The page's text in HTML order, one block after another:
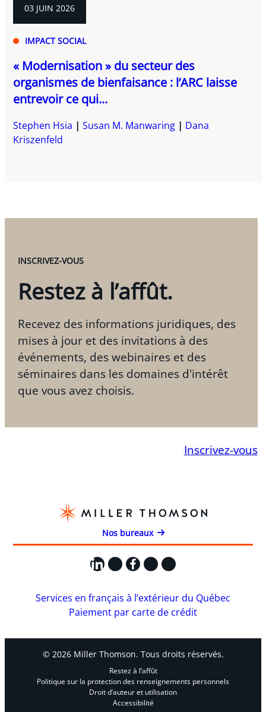
03 JUIN 2026
IMPACT SOCIAL
« Modernisation » du secteur des
organismes de bienfaisance : l’ARC laisse
entrevoir ce qui...
Stephen Hsia Susan M. Manwaring
Dana
Kriszenfeld
INSCRIVEZ-VOUS
Restez à l’affût.
Recevez des informations juridiques, des
mises à jour et des invitations à des
événements, des webinaires et des
séminaires dans les domaines d'intérêt
que vous avez choisis.
Inscrivez-vous
Nos bureaux
LinkedIn
X Facebook
Instagram
YouTube
Services en français à l’extérieur du Québec
Paiement par carte de crédit
© 2026 Miller Thomson. Tous droits réservés.
Restez à l’affût
Politique sur la protection des renseignements personnels
Droit d’auteur et utilisation
Accessibilité